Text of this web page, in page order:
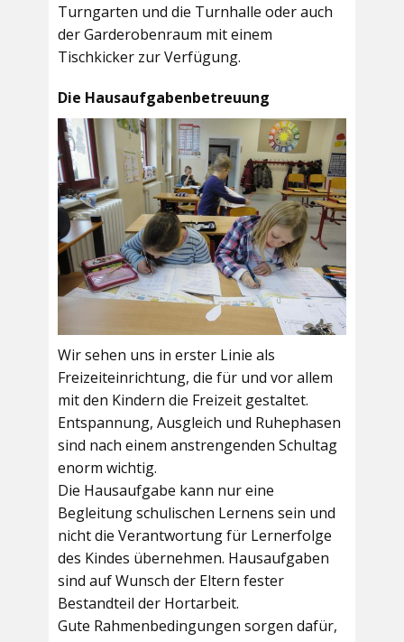
Turngarten und die Turnhalle oder auch
derGarderobenraum mit einem
Tischkicker zur Verfügung.
Die Hausaufgabenbetreuung
Wir sehen uns in erster Linie als
Freizeiteinrichtung, die für und vor allem
mit den Kindern die Freizeit gestaltet.
Entspannung, Ausgleich und Ruhephasen
sind nach einem anstrengenden Schultag
enorm wichtig.
Die Hausaufgabe kann nur eine
Begleitung schulischen Lernens sein und
nicht die Verantwortung für Lernerfolge
des Kindes übernehmen. Hausaufgaben
sind auf Wunsch der Eltern fester
Bestandteil der Hortarbeit.
Gute Rahmenbedingungen sorgen dafür,